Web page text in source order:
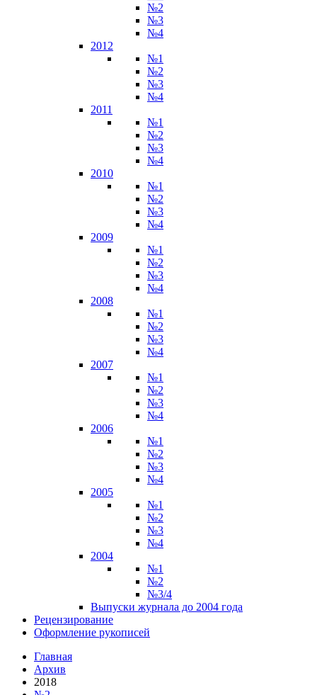
№2
№3
№4
2012
№1
№2
№3
№4
2011
№1
№2
№3
№4
2010
№1
№2
№3
№4
2009
№1
№2
№3
№4
2008
№1
№2
№3
№4
2007
№1
№2
№3
№4
2006
№1
№2
№3
№4
2005
№1
№2
№3
№4
2004
№1
№2
№3/4
Выпуски журнала до 2004 года
Рецензирование
Оформление рукописей
Главная
Архив
2018